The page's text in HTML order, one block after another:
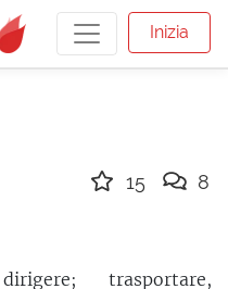
Inizia
trasportare,
15 8